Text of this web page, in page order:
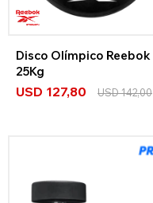
Disco Olímpico Reebok
25Kg
USD 127,80 USD142,00